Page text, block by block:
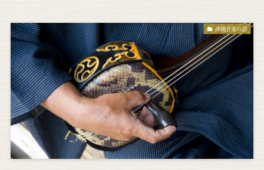
沖縄音楽の話